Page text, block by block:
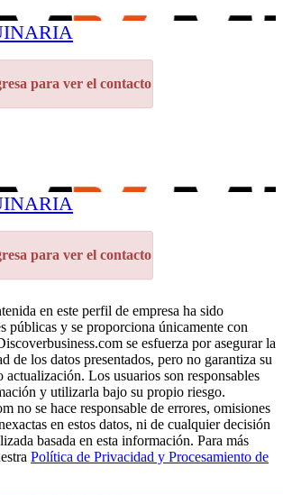
para ver el contacto
para ver el contacto
en este perfil de empresa ha sido
públicas y se proporciona únicamente con
se esfuerza por asegurar la
de los datos presentados, pero no garantiza su
actualización. Los usuarios son responsables
y utilizarla bajo su propio riesgo.
no se hace responsable de errores, omisiones
en estos datos, ni de cualquier decisión
basada en esta información. Para más
Política de Privacidad y Procesamiento de